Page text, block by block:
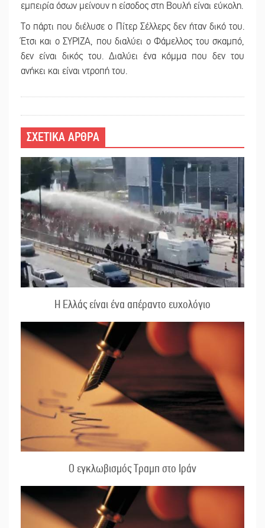
εμπειρία όσων μείνουν η είσοδος στη Βουλή είναι εύκολη.
Το πάρτι που διέλυσε ο Πίτερ Σέλλερς δεν ήταν δικό του.
Έτσι και ο ΣΥΡΙΖΑ, που διαλύει ο Φάμελλος του σκαμπό,
δεν είναι δικός του. Διαλύει ένα κόμμα που δεν του
ανήκει και είναι ντροπή του.
ΣΧΕΤΙΚΑ ΑΡΘΡΑ
Η Ελλάς είναι ένα απέραντο ευχολόγιο
Ο εγκλωβισμός Τραμπ στο Ιράν